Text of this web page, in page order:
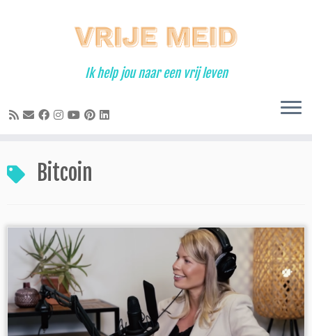
Ik help jou naar een vrij leven
Bitcoin